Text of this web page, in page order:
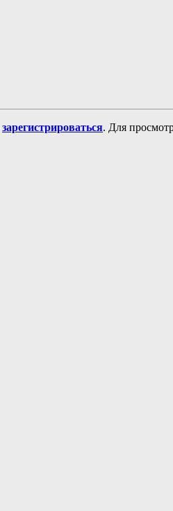
зарегистрироваться. Для